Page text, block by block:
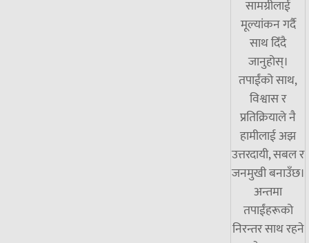
सामग्रीलाई
मूल्यांकन गर्दै
साथ दिँदै
जानुहोस्।
तपाईंको साथ,
विश्वास र
प्रतिक्रियाले नै
हामीलाई अझ
उत्तरदायी, सबल र
जनमुखी बनाउँछ।
अन्तमा
तपाईंहरूको
निरन्तर साथ रहने